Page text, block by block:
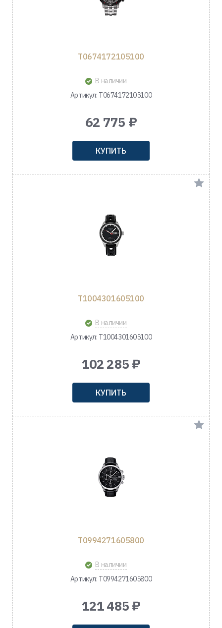
T0674172105100
В наличии
Артикул: T0674172105100
62 775 ₽
КУПИТЬ
T1004301605100
В наличии
Артикул: T1004301605100
102 285 ₽
КУПИТЬ
T0994271605800
В наличии
Артикул: T0994271605800
121 485 ₽